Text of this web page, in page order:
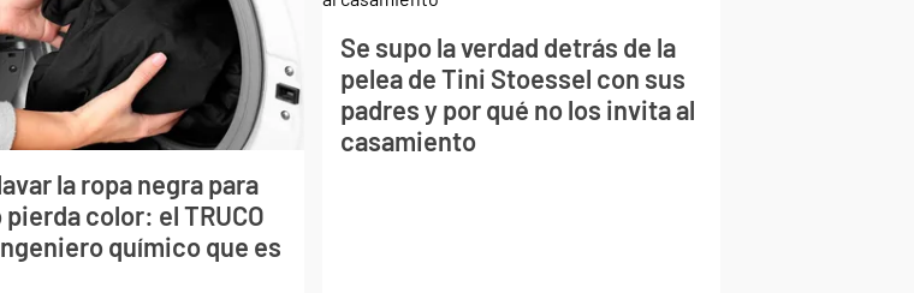
la ropa negra para
pierda color: el TRUCO
químico que es
Se supo la verdad detrás de la
pelea de Tini Stoessel con sus
padres y por qué no los invita al
casamiento